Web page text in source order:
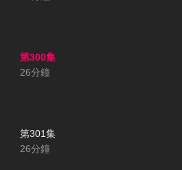
第300集
26分鐘
第301集
26分鐘